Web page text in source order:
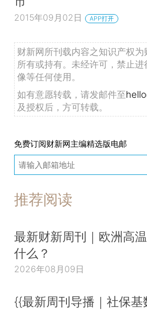
2015年09月02日 APP打开
财新网所刊载内容之知识产权
所有或持有。未经许可，禁止
像等任何使用。
如有意愿转载，请发邮件至
及授权后，方可转载。
免费订阅财新网主编精选版电邮
推荐阅读
最新财新周刊｜欧洲高
什么？
2026年08月09日
{{最新周刊导播｜社保基